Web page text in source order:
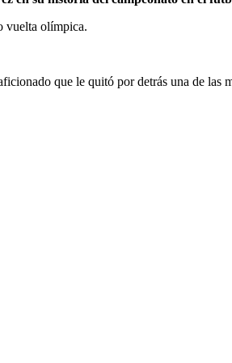
vuelta olímpica.
que le quitó por detrás una de las